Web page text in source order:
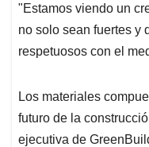
"Estamos viendo un
no solo sean fuertes y
respetuosos con el
Los materiales
futuro de la
ejecutiva de